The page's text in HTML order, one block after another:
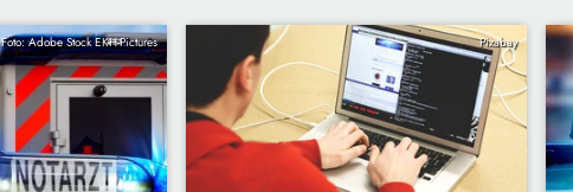
Foto: Adobe Stock EKH-Pictures Pixabay